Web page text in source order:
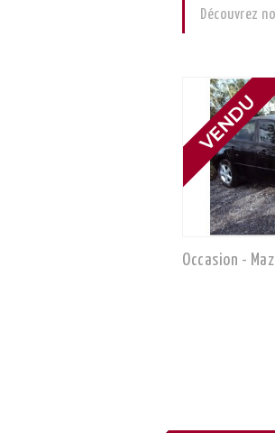
Découvrez
Occasion -